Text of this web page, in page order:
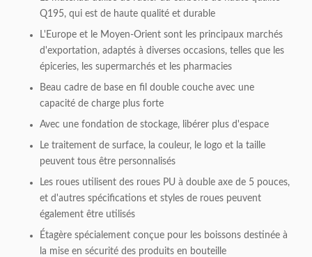
Q195, qui est de haute qualité et durable
L'Europe et le Moyen-Orient sont les principaux marchés
d'exportation, adaptés à diverses occasions, telles que les
épiceries, les supermarchés et les pharmacies
Beau cadre de base en fil double couche avec une
capacité de charge plus forte
Avec une fondation de stockage, libérer plus d'espace
Le traitement de surface, la couleur, le logo et la taille
peuvent tous être personnalisés
Les roues utilisent des roues PU à double axe de 5 pouces,
et d'autres spécifications et styles de roues peuvent
également être utilisés
Étagère spécialement conçue pour les boissons destinée à
la mise en sécurité des produits en bouteille